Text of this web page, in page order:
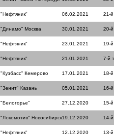
"Нефтяник" 06.02.2021 21-й
"Динамо" Москва 30.01.2021 20-й
"Нефтяник" 23.01.2021 19-
"Нефтяник" 21.01.2021 7-й
"Кузбасс" Кемерово 17.01.2021 18-
"Зенит" Казань 05.01.2021 16-
"Белогорье" 27.12.2020 15-
"Локомотив" Новосибирск19.12.2020 14-
"Нефтяник" 12.12.2020 13-